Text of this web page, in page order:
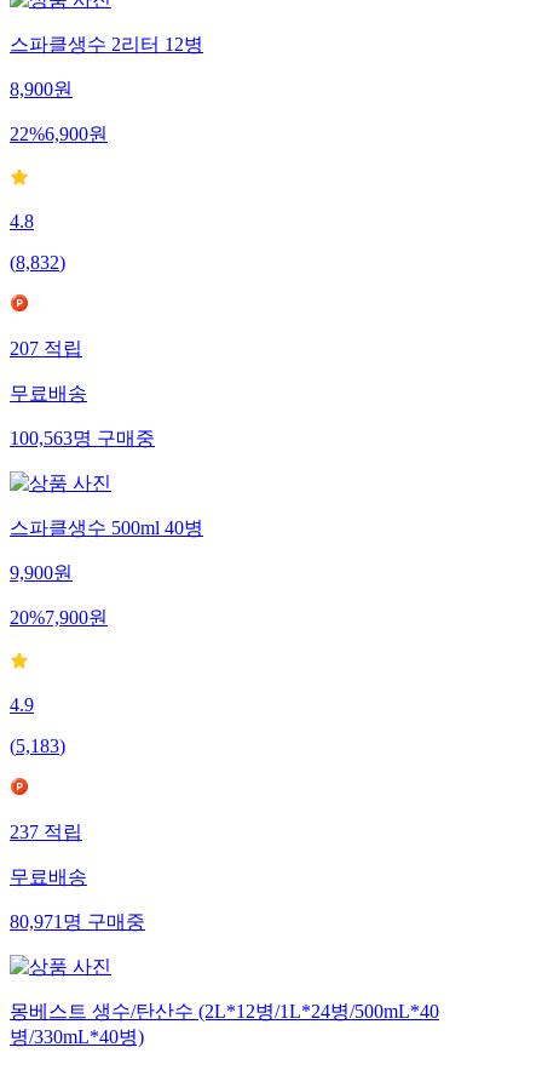
스파클생수 2리터 12병
8,900원
22%6,900원
4.8
(8,832)
207 적립
무료배송
100,563명 구매중
스파클생수 500ml 40병
9,900원
20%7,900원
4.9
(5,183)
237 적립
무료배송
80,971 명 구매중
몽베스트 생수/탄산수 (2L*12병/1L*24병/500mL*40
병/330mL*40병)